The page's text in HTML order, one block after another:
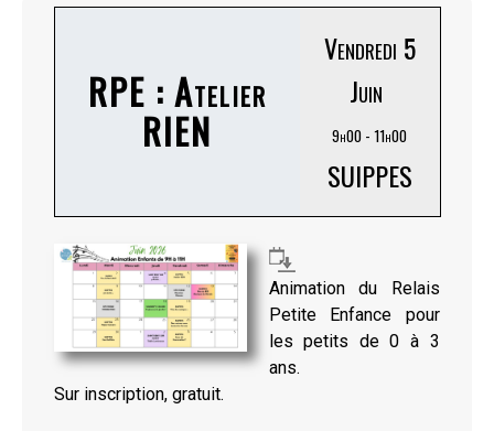
RPE : Atelier
RIEN
Vendredi 5
Juin
9h00 - 11h00
SUIPPES
Animation du Relais
Petite Enfance pour
les petits de 0 à 3
ans.
Sur inscription, gratuit.